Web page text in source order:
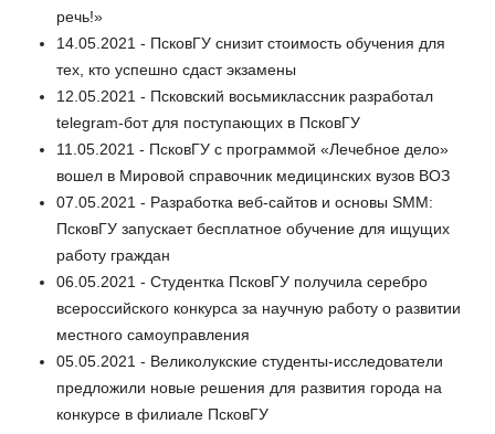
речь!»
14.05.2021 - ПсковГУ снизит стоимость обучения для
тех, кто успешно сдаст экзамены
12.05.2021 - Псковский восьмиклассник разработал
telegram-бот для поступающих в ПсковГУ
11.05.2021 - ПсковГУ с программой «Лечебное дело»
вошел в Мировой справочник медицинских вузов ВОЗ
07.05.2021 - Разработка веб-сайтов и основы SMM:
ПсковГУ запускает бесплатное обучение для ищущих
работу граждан
06.05.2021 - Студентка ПсковГУ получила серебро
всероссийского конкурса за научную работу о развитии
местного самоуправления
05.05.2021 - Великолукские студенты-исследователи
предложили новые решения для развития города на
конкурсе в филиале ПсковГУ